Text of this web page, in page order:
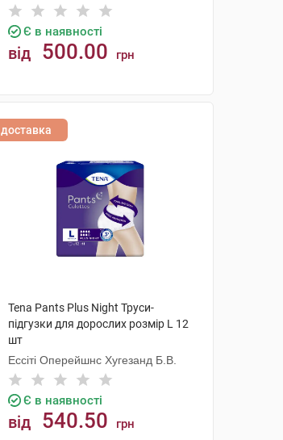
Є в наявності
від 500.00 грн
доставка
Tena Pants Plus Night Труси-
підгузки для дорослих розмір L 12
шт
Ессіті Оперейшнс Хугезанд Б.В.
Є в наявності
від 540.50 грн